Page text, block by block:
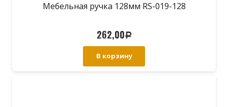
Мебельная ручка 128мм RS-019-128
262,00Р
В корзину